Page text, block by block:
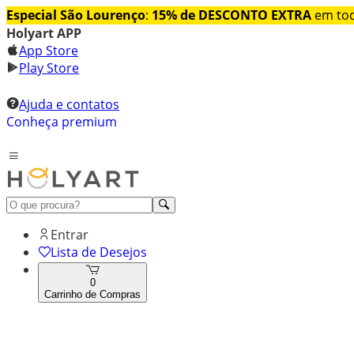
Especial São Lourenço: 15% de DESCONTO EXTRA em
Holyart APP
App Store
Play Store
Ajuda e contatos
Conheça premium
Entrar
Lista de Desejos
0
Carrinho de Compras